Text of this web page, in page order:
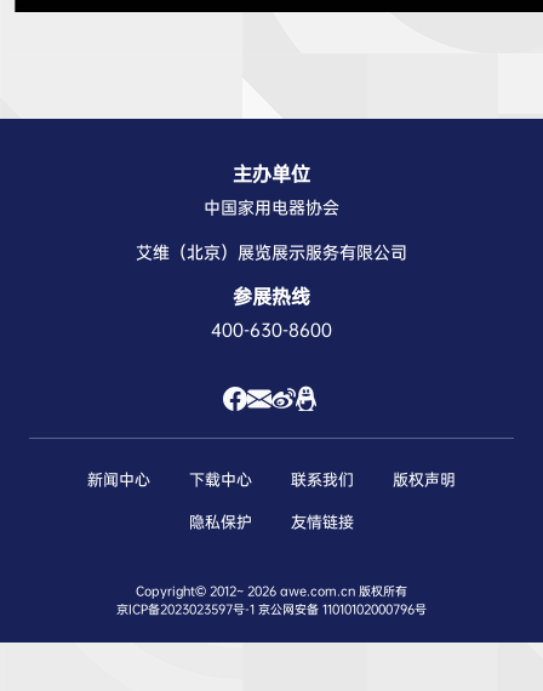
主办单位
中国家用电器协会
艾维（北京）展览展示服务有限公司
参展热线
400-630-8600
新闻中心 下载中心 联系我们 版权声明
隐私保护 友情链接
Copyright© 2012~ 2026 awe.com.cn 版权所有
京ICP备2023023597号-1 京公网安备 11010102000796号